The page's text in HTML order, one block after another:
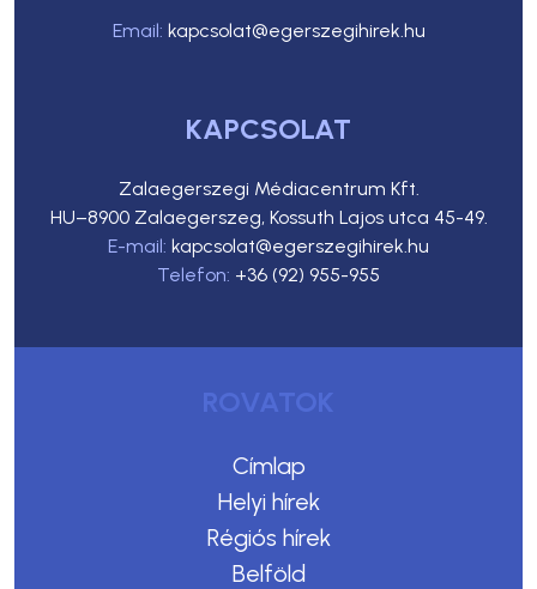
Email: kapcsolat@egerszegihirek.hu
KAPCSOLAT
Zalaegerszegi Médiacentrum Kft.
HU–8900 Zalaegerszeg, Kossuth Lajos utca 45-49.
E-mail: kapcsolat@egerszegihirek.hu
Telefon: +36 (92) 955-955
ROVATOK
Címlap
Helyi hírek
Régiós hírek
Belföld